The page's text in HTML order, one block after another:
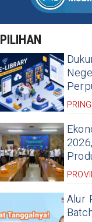
PILIHAN
Alur